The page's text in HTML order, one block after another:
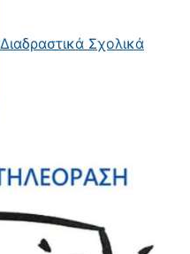
Διαδραστικά Σχολικά